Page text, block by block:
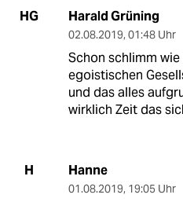
HG Harald Grüning
02.08.2019, 01:48 Uhr
Schon schlimm
egoistischen
und das alles
wirklich Zeit das
H Hanne
01.08.2019, 19:05 Uhr